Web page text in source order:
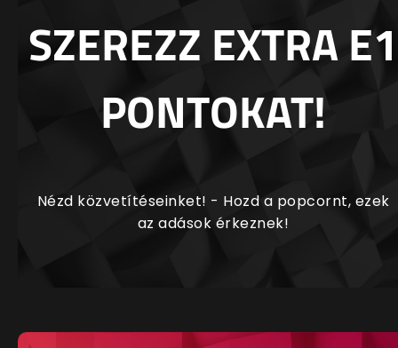
SZEREZZ EXTRA E1
PONTOKAT!
Nézd közvetítéseinket! - Hozd a popcornt, ezek
az adások érkeznek!